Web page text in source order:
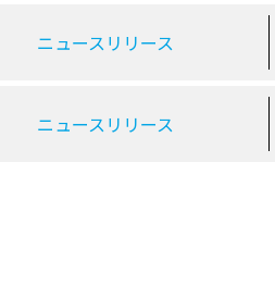
ニュースリリース
ニュースリリース